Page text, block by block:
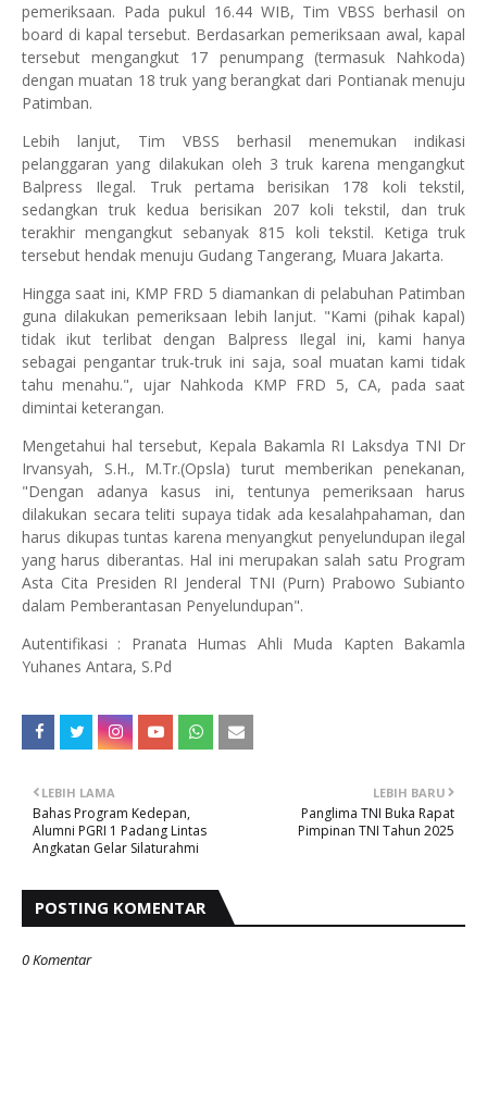
pemeriksaan. Pada pukul 16.44 WIB, Tim VBSS berhasil on
board di kapal tersebut. Berdasarkan pemeriksaan awal, kapal
tersebut mengangkut 17 penumpang (termasuk Nahkoda)
dengan muatan 18 truk yang berangkat dari Pontianak menuju
Patimban.
Lebih lanjut, Tim VBSS berhasil menemukan indikasi
pelanggaran yang dilakukan oleh 3 truk karena mengangkut
Balpress Ilegal. Truk pertama berisikan 178 koli tekstil,
sedangkan truk kedua berisikan 207 koli tekstil, dan truk
terakhir mengangkut sebanyak 815 koli tekstil. Ketiga truk
tersebut hendak menuju Gudang Tangerang, Muara Jakarta.
Hingga saat ini, KMP FRD 5 diamankan di pelabuhan Patimban
guna dilakukan pemeriksaan lebih lanjut. "Kami (pihak kapal)
tidak ikut terlibat dengan Balpress Ilegal ini, kami hanya
sebagai pengantar truk-truk ini saja, soal muatan kami tidak
tahu menahu.", ujar Nahkoda KMP FRD 5, CA, pada saat
dimintai keterangan.
Mengetahui hal tersebut, Kepala Bakamla RI Laksdya TNI Dr
Irvansyah, S.H., M.Tr.(Opsla) turut memberikan penekanan,
"Dengan adanya kasus ini, tentunya pemeriksaan harus
dilakukan secara teliti supaya tidak ada kesalahpahaman, dan
harus dikupas tuntas karena menyangkut penyelundupan ilegal
yang harus diberantas. Hal ini merupakan salah satu Program
Asta Cita Presiden RI Jenderal TNI (Purn) Prabowo Subianto
dalam Pemberantasan Penyelundupan".
Autentifikasi : Pranata Humas Ahli Muda Kapten Bakamla
Yuhanes Antara, S.Pd
LEBIH BARU
Panglima TNI Buka Rapat
Pimpinan TNI Tahun 2025
LEBIH LAMA
Bahas Program Kedepan,
Alumni PGRI 1 Padang Lintas
Angkatan Gelar Silaturahmi
POSTING KOMENTAR
0 Komentar